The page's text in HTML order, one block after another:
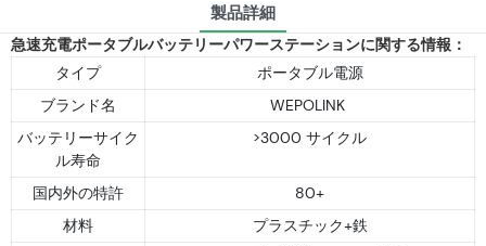
製品詳細
急速充電ポータブルバッテリーパワーステーションに関する情報：
タイプ
ポータブル電源
ブランド名
WEPOLINK
バッテリーサイク
ル寿命
>3000 サイクル
国内外の特許
80+
材料
プラスチック+鉄